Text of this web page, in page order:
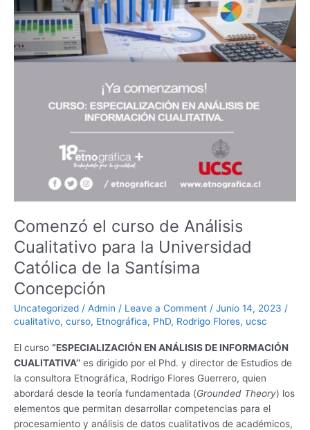
Comenzó el curso de Análisis
Cualitativo para la Universidad
Católica de la Santísima
Concepción
Uncategorized / Admin / Leave a Comment / Junio 14, 2023 /
cualitativo, curso, Etnográfica, PhD, Rodrigo Flores, ucsc
El curso “ESPECIALIZACIÓN EN ANÁLISIS DE INFORMACIÓN
CUALITATIVA’’ es dirigido por el Phd. y director de Estudios de
la consultora Etnográfica, Rodrigo Flores Guerrero, quien
abordará desde la teoría fundamentada (Grounded Theory) los
elementos que permitan desarrollar competencias para el
procesamiento y análisis de datos cualitativos de académicos,
para
la
Universidad
Católica
Santísima